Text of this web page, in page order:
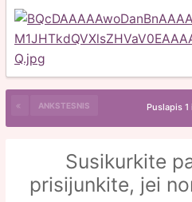
ANKSTESNIS Puslapis 1
Susikurkite
prisijunkite, jei